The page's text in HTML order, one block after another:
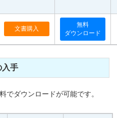
文書購入
無料
ダウンロード
入手
でダウンロードが可能です。